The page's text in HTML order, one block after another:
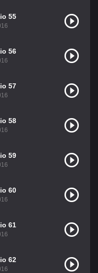
55
56
57
58
59
60
61
62